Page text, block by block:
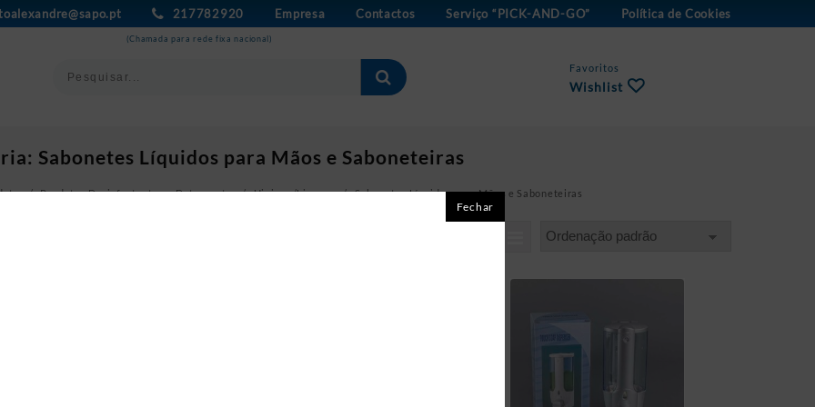
217782920
(Chamada para rede fixa nacional)
Empresa Contactos Serviço “PICK-AND-GO” Política de Cookies
Favoritos
Wishlist
Sabonetes Líquidos para Mãos e Saboneteiras
Produtos Desinfectantes e Detergentes Higiene/Limpeza Sabonetes Líquidos para Mãos e Saboneteiras